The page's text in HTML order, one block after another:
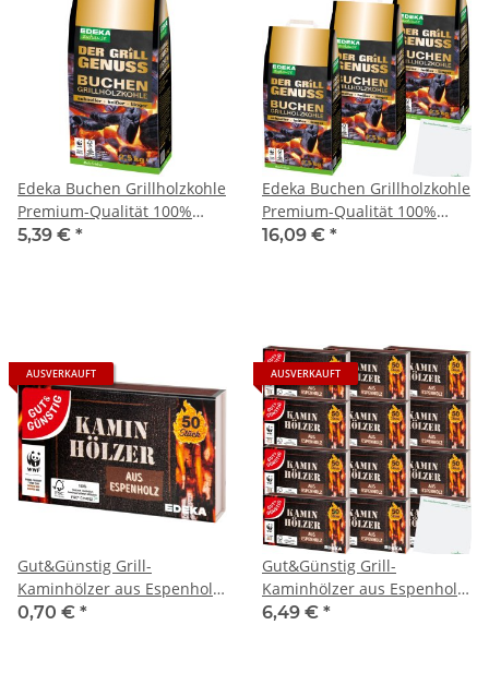
Edeka Buchen Grillholzkohle
Premium-Qualität 100%
Buchenholz (2,5kg Sack)
5,39 € *
Edeka Buchen Grillholzkohle
Premium-Qualität 100%
Buchenholz 3er Pack
16,09 € *
AUSVERKAUFT
Gut&Günstig Grill-
Kaminhölzer aus Espenholz
ca.10 cm lang (50 Stck.
0,70 € *
AUSVERKAUFT
Gut&Günstig Grill-
Kaminhölzer aus Espenholz
ca.10 cm lang VPE (12x50
6,49 € *